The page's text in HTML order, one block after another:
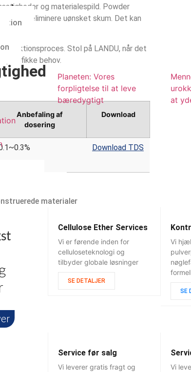
Planeten: Vores
forpligtelse til at leve
bæredygtigt
at
materialer
Cellulose Ether Services
Vi er førende inden for
celluloseteknologi og
tilbyder globale løsninger
SE DETALJER
Vi
SE
Service før salg
Vi leverer gratis fragt og
Vi
og materialespild. Powder
og eliminere uønsket skum. Det kan
Stol på LANDU, når det
behov.
Anbefaling af
dosering
Download
Download TDS
produktkvalitet
for en glat, ensartet konsistens i slutproduktet ved